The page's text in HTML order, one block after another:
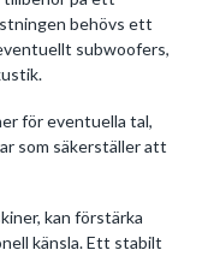
behövs ett
subwoofers,
för eventuella tal,
som säkerställer att
kan förstärka
känsla. Ett stabilt